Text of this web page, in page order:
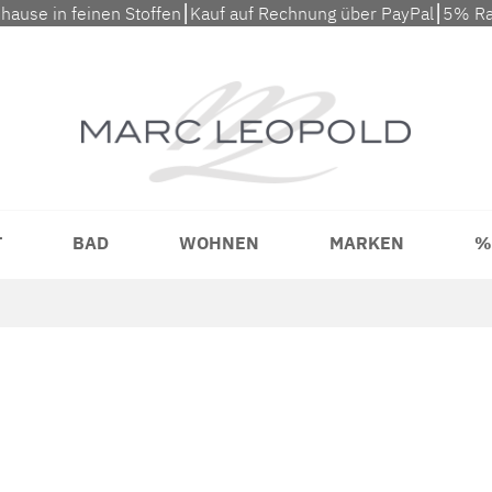
in feinen Stoffen⎮Kauf auf Rechnung über PayPal⎮5%
BAD WOHNEN MARKEN